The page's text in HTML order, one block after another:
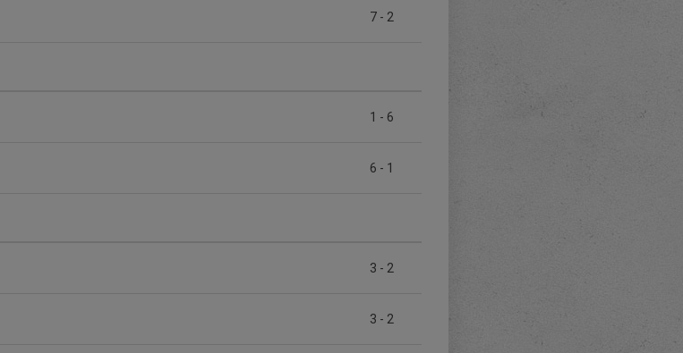
7 - 2
1 - 6
6 - 1
3 - 2
3 - 2